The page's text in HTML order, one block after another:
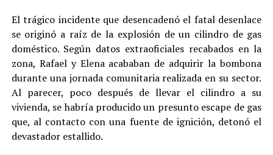
El trágico incidente que desencadenó el fatal desenlace
se originó a raíz de la explosión de un cilindro de gas
doméstico. Según datos extraoficiales recabados en la
zona, Rafael y Elena acababan de adquirir la bombona
durante una jornada comunitaria realizada en su sector.
Al parecer, poco después de llevar el cilindro a su
vivienda, se habría producido un presunto escape de gas
que, al contacto con una fuente de ignición, detonó el
devastador estallido.